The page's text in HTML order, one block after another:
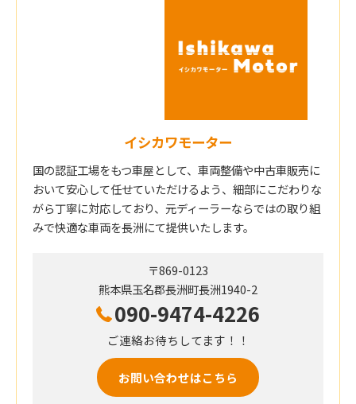
イシカワモーター
国の認証工場をもつ車屋として、車両整備や中古車販売に
おいて安心して任せていただけるよう、細部にこだわりな
がら丁寧に対応しており、元ディーラーならではの取り組
みで快適な車両を長洲にて提供いたします。
〒869-0123
熊本県玉名郡長洲町長洲1940-2
090-9474-4226
ご連絡お待ちしてます！！
お問い合わせはこちら